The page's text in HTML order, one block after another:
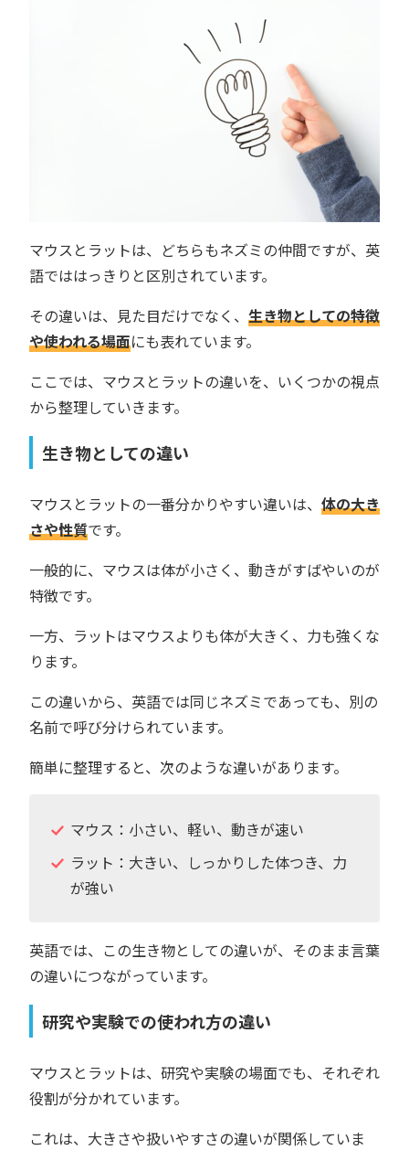
マウスとラットは、どちらもネズミの仲間ですが、英
語でははっきりと区別されています。
その違いは、見た目だけでなく、 生き物としての特徴
や使われる場面にも表れています。
ここでは、マウスとラットの違いを、いくつかの視点
から整理していきます。
生き物としての違い
マウスとラットの一番分かりやすい違いは、 体の大き
さや性質です。
一般的に、マウスは体が小さく、動きがすばやいのが
特徴です。
一方、ラットはマウスよりも体が大きく、力も強くな
ります。
この違いから、英語では同じネズミであっても、別の
名前で呼び分けられています。
簡単に整理すると、次のような違いがあります。
マウス：小さい、軽い、動きが速い
ラット：大きい、しっかりした体つき、力
が強い
英語では、この生き物としての違いが、そのまま言葉
の違いにつながっています。
研究や実験での使われ方の違い
マウスとラットは、研究や実験の場面でも、それぞれ
役割が分かれています。
これは、大きさや扱いやすさの違いが関係していま